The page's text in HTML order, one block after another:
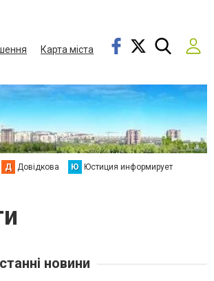
Карта міста
Д Довідкова Ю Юстиция информирует
новини